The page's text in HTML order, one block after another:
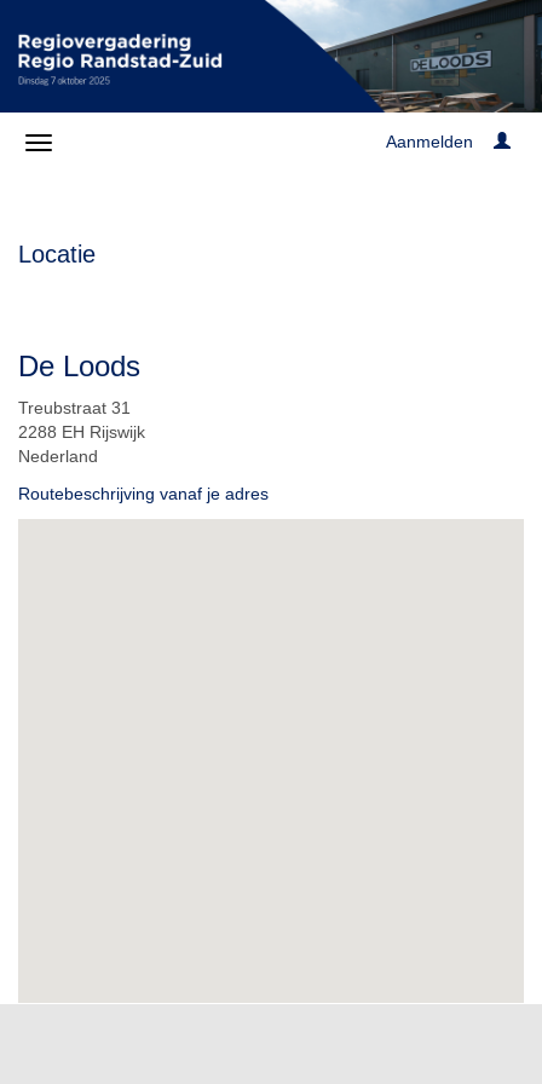
Aanmelden
Locatie
De Loods
Treubstraat 31
2288 EH Rijswijk
Nederland
Routebeschrijving vanaf je adres